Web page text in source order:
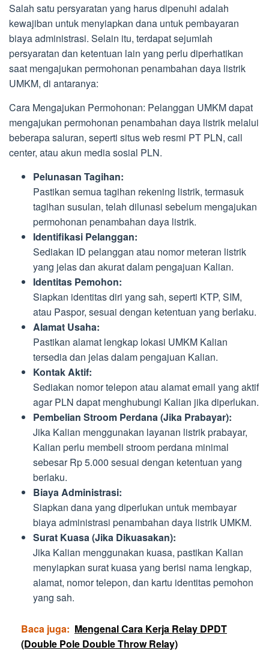
Salah satu persyaratan yang harus dipenuhi adalah
kewajiban untuk menyiapkan dana untuk pembayaran
biaya administrasi. Selain itu, terdapat sejumlah
persyaratan dan ketentuan lain yang perlu diperhatikan
saat mengajukan permohonan penambahan daya listrik
UMKM, di antaranya:
Cara Mengajukan Permohonan: Pelanggan UMKM dapat
mengajukan permohonan penambahan daya listrik melalui
beberapa saluran, seperti situs web resmi PT PLN, call
center, atau akun media sosial PLN.
Pelunasan Tagihan:
Pastikan semua tagihan rekening listrik, termasuk
tagihan susulan, telah dilunasi sebelum mengajukan
permohonan penambahan daya listrik.
Identifikasi Pelanggan:
Sediakan ID pelanggan atau nomor meteran listrik
yang jelas dan akurat dalam pengajuan Kalian.
Identitas Pemohon:
Siapkan identitas diri yang sah, seperti KTP, SIM,
atau Paspor, sesuai dengan ketentuan yang berlaku.
Alamat Usaha:
Pastikan alamat lengkap lokasi UMKM Kalian
tersedia dan jelas dalam pengajuan Kalian.
Kontak Aktif:
Sediakan nomor telepon atau alamat email yang aktif
agar PLN dapat menghubungi Kalian jika diperlukan.
Pembelian Stroom Perdana (Jika Prabayar):
Jika Kalian menggunakan layanan listrik prabayar,
Kalian perlu membeli stroom perdana minimal
sebesar Rp 5.000 sesuai dengan ketentuan yang
berlaku.
Biaya Administrasi:
Siapkan dana yang diperlukan untuk membayar
biaya administrasi penambahan daya listrik UMKM.
Surat Kuasa (Jika Dikuasakan):
Jika Kalian menggunakan kuasa, pastikan Kalian
menyiapkan surat kuasa yang berisi nama lengkap,
alamat, nomor telepon, dan kartu identitas pemohon
yang sah.
Baca juga: Mengenal Cara Kerja Relay DPDT
(Double Pole Double Throw Relay)